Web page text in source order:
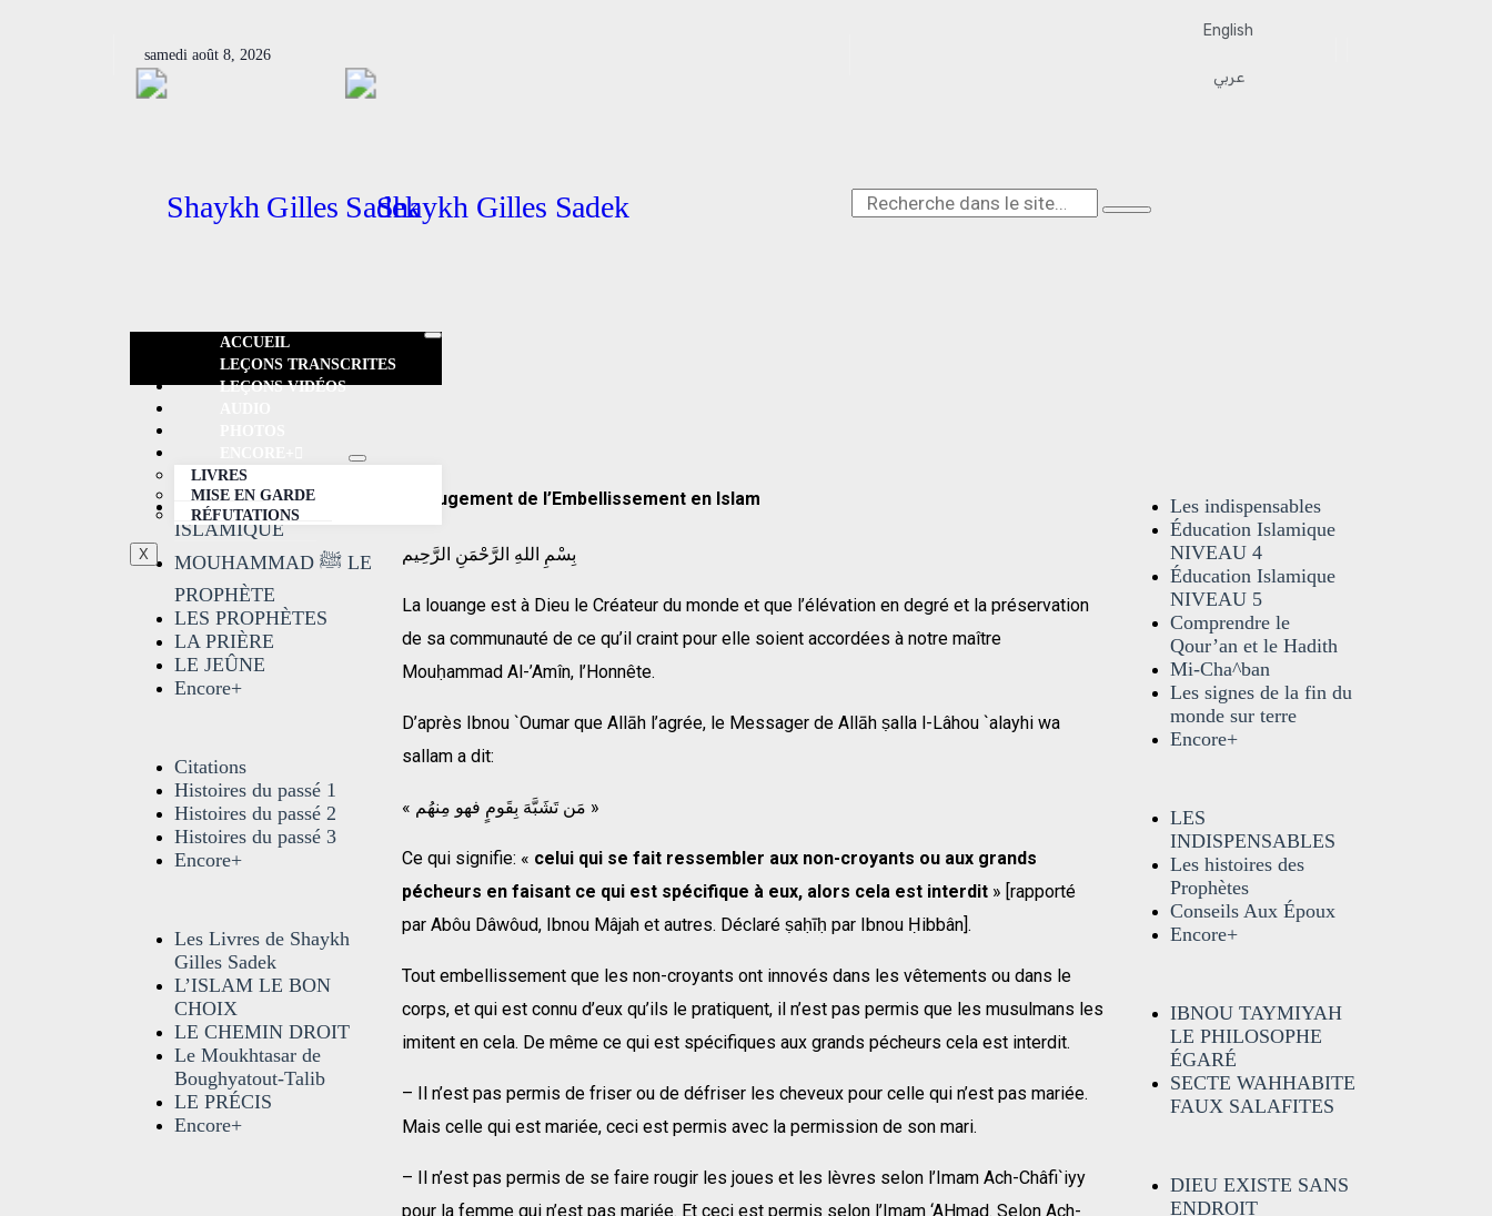
samedi août 8, 2026
English
عربي
ACCUEIL
LEÇONS TRANSCRITES
LEÇONS VIDÉOS​
LIVRES
MISE EN GARDE
RÉFUTATIONS
X
LA CROYANCE
ISLAMIQUE
MOUHAMMAD ﷺ LE
PROPHÈTE
LES PROPHÈTES
LA PRIÈRE
LE JEÛNE
Encore+
Citations
Histoires du passé 1
Histoires du passé 2
Histoires du passé 3
Encore+
Les Livres de Shaykh
Gilles Sadek
L’ISLAM LE BON
CHOIX
LE CHEMIN DROIT
Le Moukhtasar de
Boughyatout-Talib
LE PRÉCIS
Encore+
Le Jugement de l’Embellissement en Islam
بِسْمِ اللهِ الرَّحْمَنِ الرَّحِيم
La louange est à Dieu le Créateur du monde et que l’élévation en degré et la préservation
de sa communauté de ce qu’il craint pour elle soient accordées à notre maître
Mouḥammad Al-’Amîn, l’Honnête.
D’après Ibnou `Oumar que Allāh l’agrée, le Messager de Allāh ṣalla l-Lâhou `alayhi wa
sallam a dit:
« مَن تَشَبَّهَ بِقَومٍ فهو مِنهُم »
Ce qui signifie: « celui qui se fait ressembler aux non-croyants ou aux grands
pécheurs en faisant ce qui est spécifique à eux, alors cela est interdit » [rapporté
par Abôu Dâwôud, Ibnou Mâjah et autres. Déclaré ṣaḥīḥ par Ibnou Ḥibbân].
Tout embellissement que les non-croyants ont innovés dans les vêtements ou dans le
corps, et qui est connu d’eux qu’ils le pratiquent, il n’est pas permis que les musulmans les
imitent en cela. De même ce qui est spécifiques aux grands pécheurs cela est interdit.
– Il n’est pas permis de friser ou de défriser les cheveux pour celle qui n’est pas mariée.
Mais celle qui est mariée, ceci est permis avec la permission de son mari.
– Il n’est pas permis de se faire rougir les joues et les lèvres selon l’Imam Ach-Châfi`iyy
pour la femme qui n’est pas mariée. Et ceci est permis selon l’Imam ‘AHmad. Selon Ach-
Les indispensables
Éducation Islamique
NIVEAU 4
Éducation Islamique
NIVEAU 5
Comprendre le
Qour’an et le Hadith
Mi-Cha^ban
Les signes de la fin du
monde sur terre
Encore+
LES
INDISPENSABLES
Les histoires des
Prophètes
Conseils Aux Époux
Encore+
IBNOU TAYMIYAH
LE PHILOSOPHE
ÉGARÉ
SECTE WAHHABITE
FAUX SALAFITES
DIEU EXISTE SANS
ENDROIT